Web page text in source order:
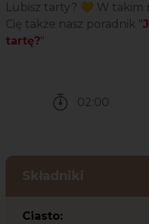
Lubisz tarty? 💛 W takim
Cię także nasz poradnik "
tartę?"
02:00
Składniki
Ciasto: